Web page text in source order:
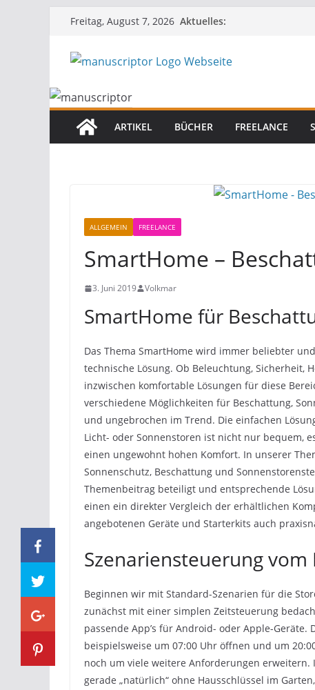
Freitag, August 7, 2026 Aktuelles:
ARTIKEL BÜCHER FREELANCE
ALLGEMEIN FREELANCE
SmartHome –
3. Juni 2019 Volkmar
SmartHome für
Das Thema SmartHome wird immer beliebter
technische Lösung. Ob Beleuchtung, Sicherheit,
inzwischen komfortable Lösungen für diese
verschiedene Möglichkeiten für Beschattung,
und ungebrochen im Trend. Die einfachen
Licht- oder Sonnenstoren ist nicht nur bequem,
einen ungewohnt hohen Komfort. In unserer
Sonnenschutz, Beschattung und
Themenbeitrag beteiligt und entsprechende
einen ein direkter Vergleich der erhältlichen
angebotenen Geräte und Starterkits auch
Szenariensteuerung vom
Beginnen wir mit Standard-Szenarien für die
zunächst mit einer simplen Zeitsteuerung
passende App’s für Android- oder Apple-
beispielsweise um 07:00 Uhr öffnen und um
noch um viele weitere Anforderungen
gerade „natürlich“ ohne Hausschlüssel im